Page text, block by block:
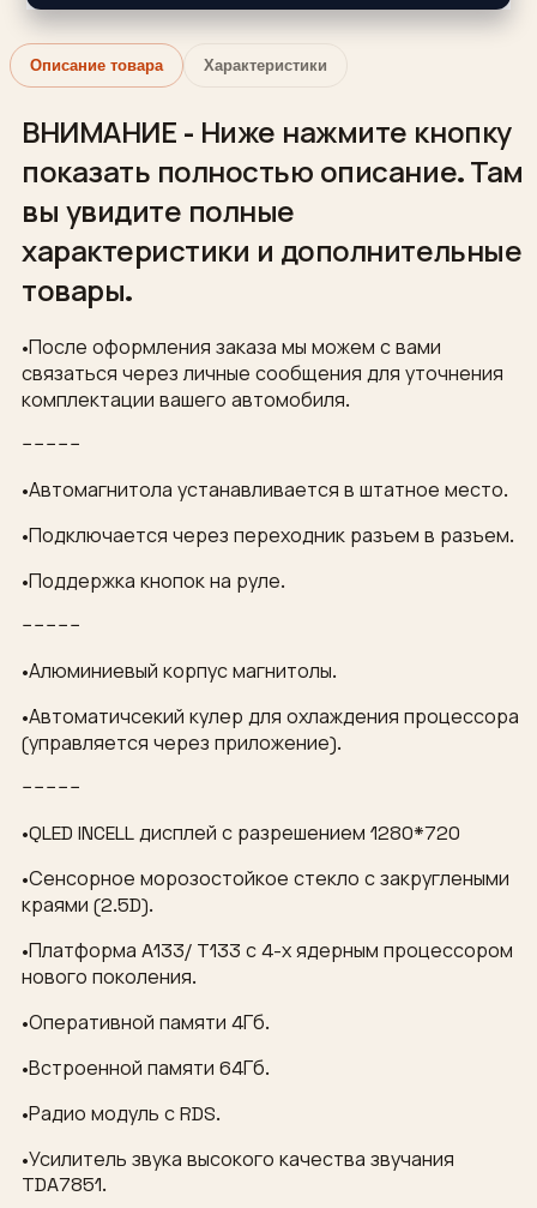
Описание товара Характеристики
ВНИМАНИЕ - Ниже нажмите кнопку
показать полностью описание. Там
вы увидите полные
характеристики и дополнительные
товары.
•После оформления заказа мы можем с вами
связаться через личные сообщения для уточнения
комплектации вашего автомобиля.
−−−−−
•Автомагнитола устанавливается в штатное место.
•Подключается через переходник разъем в разъем.
•Поддержка кнопок на руле.
−−−−−
•Алюминиевый корпус магнитолы.
•Автоматичсекий кулер для охлаждения процессора
(управляется через приложение).
−−−−−
•QLED INCELL дисплей с разрешением 1280*720
•Сенсорное морозостойкое стекло с закруглеными
краями (2.5D).
•Платформа A133/ T133 с 4-х ядерным процессором
нового поколения.
•Оперативной памяти 4Гб.
•Встроенной памяти 64Гб.
•Радио модуль с RDS.
•Усилитель звука высокого качества звучания
TDA7851.